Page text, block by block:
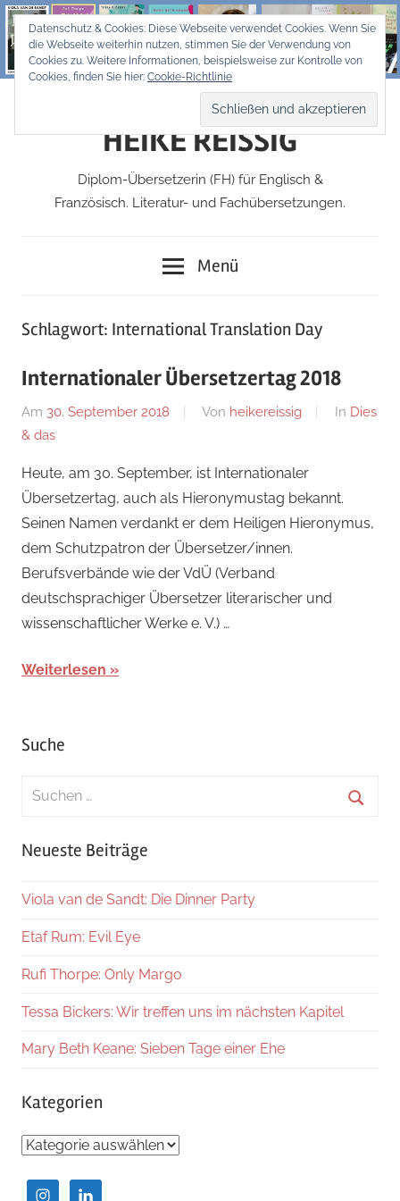
Zum
Inhalt
springen
HEIKE REISSIG
Diplom-Übersetzerin (FH) für Englisch &
Französisch. Literatur- und Fachübersetzungen.
Menü
Schlagwort: International Translation Day
Internationaler Übersetzertag 2018
Am 30. September 2018 Von heikereissig In Dies
& das
Heute, am 30. September, ist Internationaler
Übersetzertag, auch als Hieronymustag bekannt.
Seinen Namen verdankt er dem Heiligen Hieronymus,
dem Schutzpatron der Übersetzer/innen.
Berufsverbände wie der VdÜ (Verband
deutschsprachiger Übersetzer literarischer und
wissenschaftlicher Werke e. V.) …
Weiterlesen
Suche
Suchen
Neueste Beiträge
Viola van de Sandt: Die Dinner Party
Etaf Rum: Evil Eye
Rufi Thorpe: Only Margo
Tessa Bickers: Wir treffen uns im nächsten Kapitel
Mary Beth Keane: Sieben Tage einer Ehe
Kategorien
Kategorien
Datenschutz & Cookies: Diese Webseite verwendet Cookies. Wenn Sie
die Webseite weiterhin nutzen, stimmen Sie der Verwendung von
Cookies zu. Weitere Informationen, beispielsweise zur Kontrolle von
Cookies, finden Sie hier: Cookie-Richtlinie